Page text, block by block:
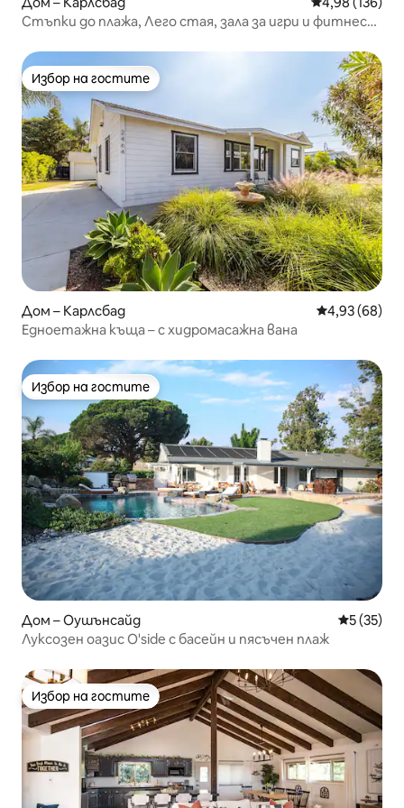
Стъпки до плажа, Лего стая, зала за игри и фитнес
Избор на гостите
Избор на гостите
Дом – Карлсбад Средна
4,93 (68)
Едноетажна къща – с хидромасажна вана
Избор на гостите
Избор на гостите
Дом – Оушънсайд Средна
5 (35)
Луксозен оазис O'side с басейн и пясъчен плаж
Избор на гостите
Избор на гостите